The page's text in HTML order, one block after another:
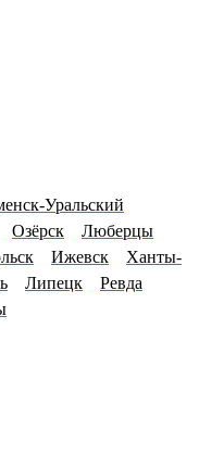
Уральский
Озёрск
Люберцы
Ижевск
Ханты-
Липецк
Ревда